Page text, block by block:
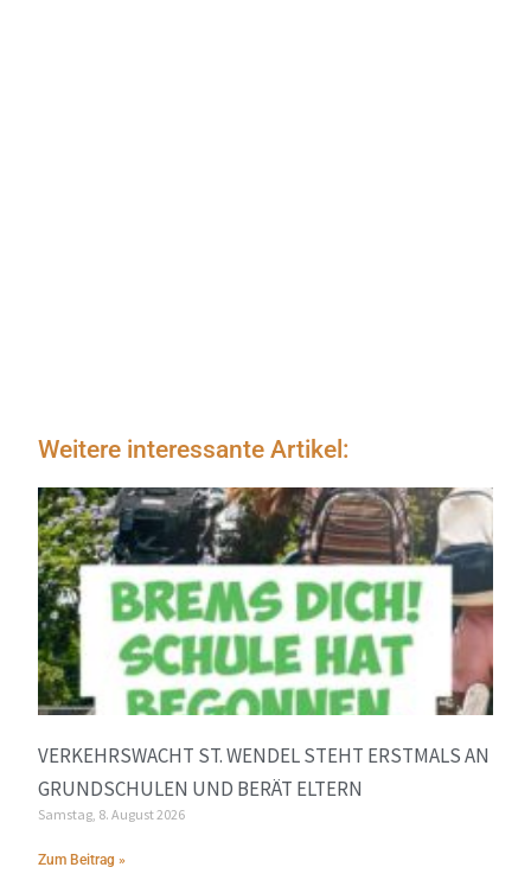
Weitere interessante Artikel:
VERKEHRSWACHT ST. WENDEL STEHT ERSTMALS AN
GRUNDSCHULEN UND BERÄT ELTERN
Samstag, 8. August 2026
Zum Beitrag »